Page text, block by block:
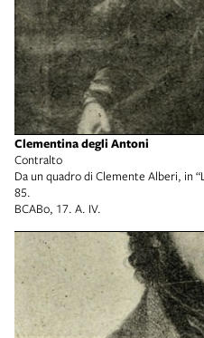
Clementina degli Antoni
Contralto
Da un quadro di Clemente Alberi, in
85.
BCABo, 17. A. IV.